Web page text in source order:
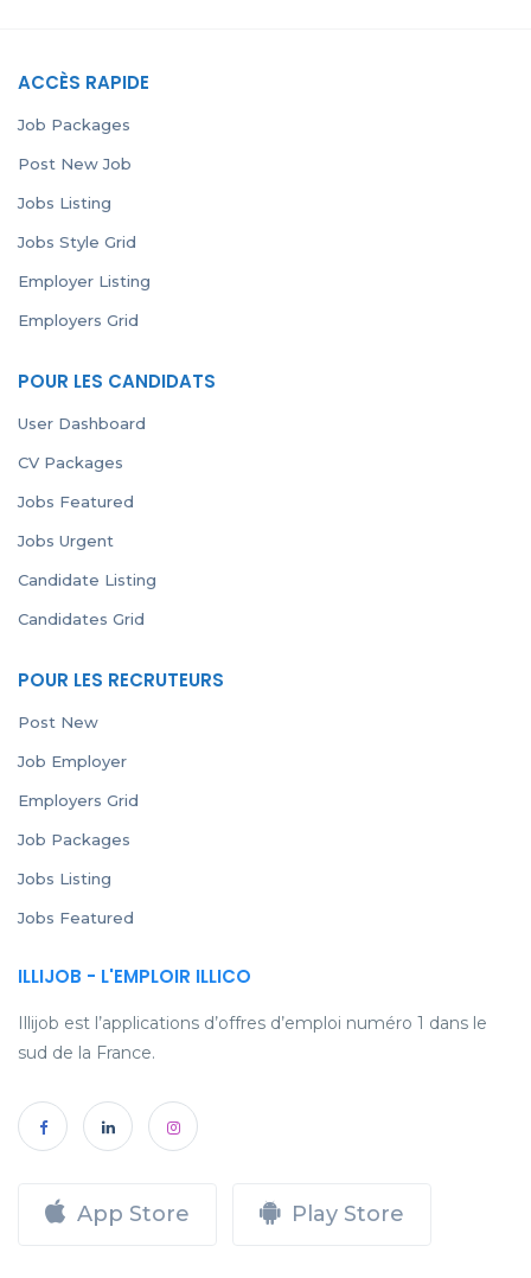
ACCÈS RAPIDE
Job Packages
Post New Job
Jobs Listing
Jobs Style Grid
Employer Listing
Employers Grid
POUR LES CANDIDATS
User Dashboard
CV Packages
Jobs Featured
Jobs Urgent
Candidate Listing
Candidates Grid
POUR LES RECRUTEURS
Post New
Job Employer
Employers Grid
Job Packages
Jobs Listing
Jobs Featured
ILLIJOB - L'EMPLOIR ILLICO
Illijob est l’applications d’offres d’emploi numéro 1 dans le
sud de la France.
App Store Play Store